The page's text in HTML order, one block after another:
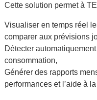
Cette solution permet à
Visualiser en temps réel
comparer aux prévisions
Détecter
consommation,
Générer des rapports
performances et l’aide à